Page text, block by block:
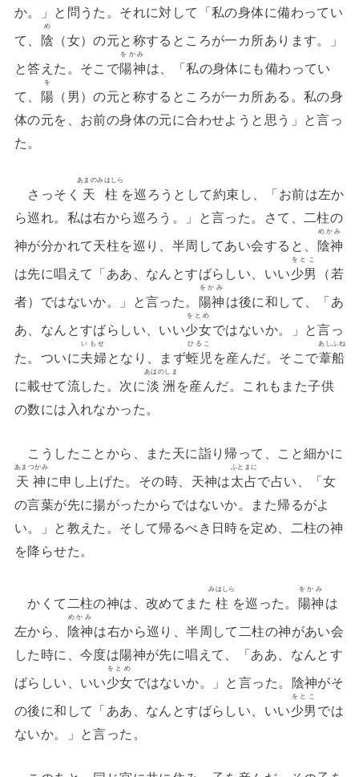
か。」と問うた。それに対して「私の身体に備わってい
て、 陰
め
（女）の元と称するところが一カ所あります。」
と答えた。そこで陽神
をかみ
は、「私の身体にも備わってい
て、 陽
を
（男）の元と称するところが一カ所ある。私の身
体の元を、お前の身体の元に合わせようと思う」と言っ
た。
さっそく 天柱
あまのみはしら
を巡ろうとして約束し、「お前は左か
ら巡れ。私は右から巡ろう。」と言った。さて、二柱の
神が分かれて天柱を巡り、半周してあい会すると、 陰神
めかみ
は先に唱えて「ああ、なんとすばらしい、いい少男
をとこ
（若
者）ではないか。」と言った。 陽神
をかみ
は後に和して、「あ
あ、なんとすばらしい、いい少女
をとめ
ではないか。」と言っ
た。ついに夫婦
いもせ
となり、まず蛭児
ひるこ
を産んだ。そこで葦船
あしふね
に載せて流した。次に淡洲
あはのしま
を産んだ。これもまた子供
の数には入れなかった。
こうしたことから、また天に詣り帰って、こと細かに
天神
あまつかみ
に申し上げた。その時、天神は太占
ふとまに
で占い、「女
の言葉が先に揚がったからではないか。また帰るがよ
い。」と教えた。そして帰るべき日時を定め、二柱の神
を降らせた。
かくて二柱の神は、改めてまた 柱
みはしら
を巡った。 陽神
をかみ
は
左から、 陰神
めかみ
は右から巡り、半周して二柱の神があい会
した時に、今度は陽神が先に唱えて、「ああ、なんとす
ばらしい、いい少女
をとめ
ではないか。」と言った。陰神がそ
の後に和して「ああ、なんとすばらしい、いい少男
をとこ
では
ないか。」と言った。